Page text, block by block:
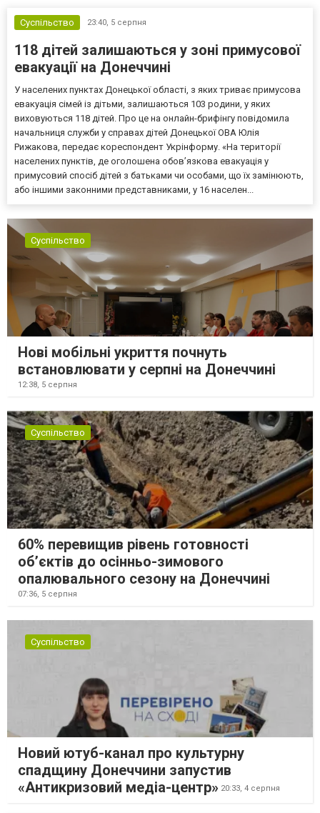
Суспільство 23:40, 5 серпня
118 дітей залишаються у зоні примусової
евакуації на Донеччині
У населених пунктах Донецької області, з яких триває примусова
евакуація сімей із дітьми, залишаються 103 родини, у яких
виховуються 118 дітей. Про це на онлайн-брифінгу повідомила
начальниця служби у справах дітей Донецької ОВА Юлія
Рижакова, передає кореспондент Укрінформу. «На території
населених пунктів, де оголошена обов’язкова евакуація у
примусовий спосіб дітей з батьками чи особами, що їх замінюють,
або іншими законними представниками, у 16 населен...
Суспільство
Нові мобільні укриття почнуть
встановлювати у серпні на Донеччині
12:38, 5 серпня
Суспільство
60% перевищив рівень готовності
об’єктів до осінньо-зимового
опалювального сезону на Донеччині
07:36, 5 серпня
Суспільство
Новий ютуб-канал про культурну
спадщину Донеччини запустив
«Антикризовий медіа-центр» 20:33, 4 серпня